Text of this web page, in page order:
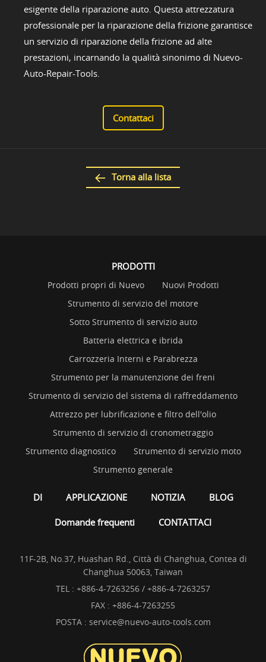
esigente della riparazione auto. Questa attrezzatura
professionale per la riparazione della frizione garantisce
un servizio di riparazione della frizione ad alte
prestazioni, incarnando la qualità sinonimo di Nuevo-
Auto-Repair-Tools.
Contattaci
Torna alla lista
PRODOTTI
Prodotti propri di Nuevo
Nuovi Prodotti
Strumento di servizio del motore
Sotto Strumento di servizio auto
Batteria elettrica e ibrida
Carrozzeria Interni e Parabrezza
Strumento per la manutenzione dei freni
Strumento di servizio del sistema di raffreddamento
Attrezzo per lubrificazione e filtro dell'olio
Strumento di servizio di cronometraggio
Strumento diagnostico
Strumento di servizio moto
Strumento generale
DI APPLICAZIONE NOTIZIA BLOG
Domande frequenti CONTATTACI
11F-2B, No.37, Huashan Rd., Città di Changhua, Contea di
Changhua 50063, Taiwan
TEL : +886-4-7263256 / +886-4-7263257
FAX : +886-4-7263255
POSTA : service@nuevo-auto-tools.com